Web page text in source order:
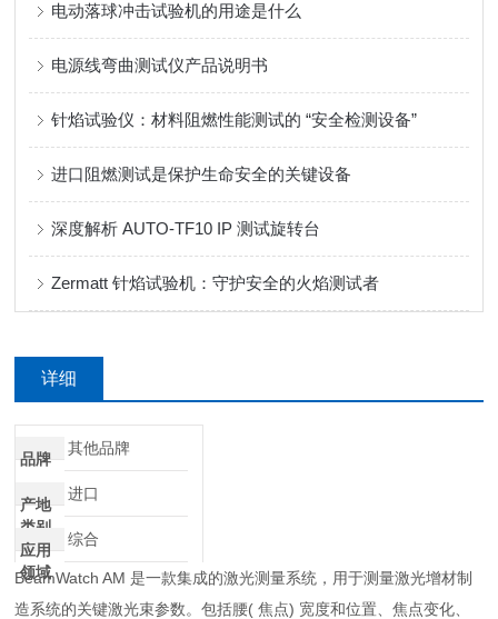
电动落球冲击试验机的用途是什么
电源线弯曲测试仪产品说明书
针焰试验仪：材料阻燃性能测试的 “安全检测设备”
进口阻燃测试是保护生命安全的关键设备
深度解析 AUTO-TF10 IP 测试旋转台
Zermatt 针焰试验机：守护安全的火焰测试者
详细
介绍
品牌
其他品牌
产地
类别
进口
应用
领域
综合
BeamWatch AM 是一款集成的激光测量系统，用于测量激光增材制
造系统的关键激光束参数。包括腰( 焦点) 宽度和位置、焦点变化、